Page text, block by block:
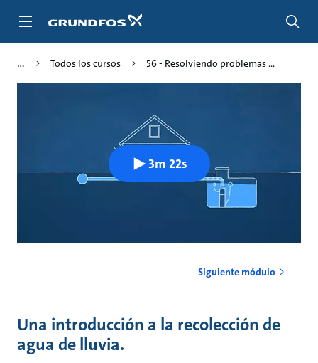
Todos los cursos 56 - Resolviendo problemas ...
3m 22s
Siguiente módulo
Una introducción a la recolección de
agua de lluvia.